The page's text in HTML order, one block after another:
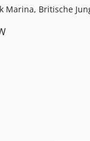
Marina, Britische